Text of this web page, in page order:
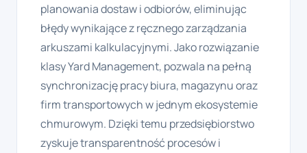
planowania dostaw i odbiorów, eliminując
błędy wynikające z ręcznego zarządzania
arkuszami kalkulacyjnymi. Jako rozwiązanie
klasy Yard Management, pozwala na pełną
synchronizację pracy biura, magazynu oraz
firm transportowych w jednym ekosystemie
chmurowym. Dzięki temu przedsiębiorstwo
zyskuje transparentność procesów i